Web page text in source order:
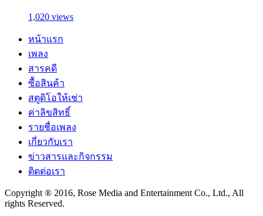
1,020 views
หน้าแรก
เพลง
สารคดี
ซื้อสินค้า
สตูดิโอให้เช่า
ค่าลิขสิทธิ์
รายชื่อเพลง
เกี่ยวกับเรา
ข่าวสารและกิจกรรม
ติดต่อเรา
Copyright ® 2016, Rose Media and Entertainment Co., Ltd., All
rights Reserved.